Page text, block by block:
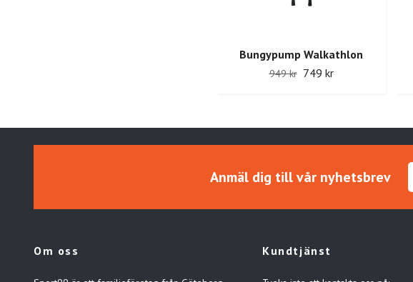
Bungypump Walkathlon
949 kr 749 kr
Anmäl dig till vår nyhetsbrev
Om oss Kundtjänst